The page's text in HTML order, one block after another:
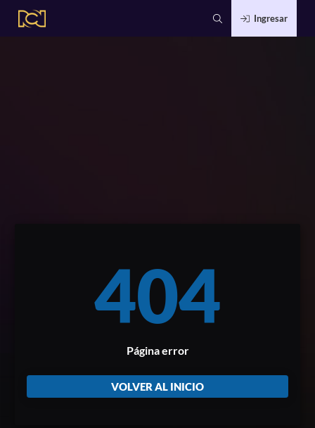
Ingresar
404
Página error
VOLVER AL INICIO